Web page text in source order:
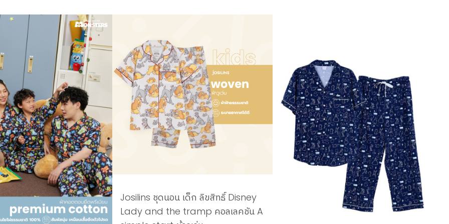
Josilins ชุดนอน เด็ก ลิขสิทธิ์ Disney
Lady and the tramp คอลเลคชัน A